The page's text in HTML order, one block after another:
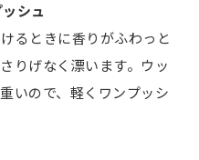
シュ
るときに香りがふわっと
りげなく漂います。ウッ
いので、軽くワンプッシ